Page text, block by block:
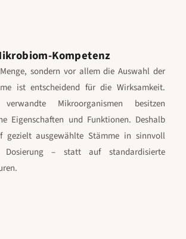
Kompetenz
sondern vor allem die Auswahl der
ist entscheidend für die Wirksamkeit.
Mikroorganismen besitzen
Eigenschaften und Funktionen. Deshalb
gezielt ausgewählte Stämme in sinnvoll
Dosierung – statt auf standardisierte